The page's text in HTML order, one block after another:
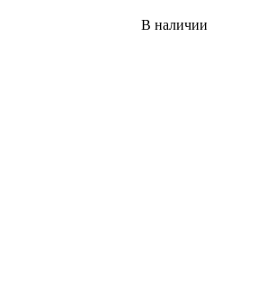
В наличии